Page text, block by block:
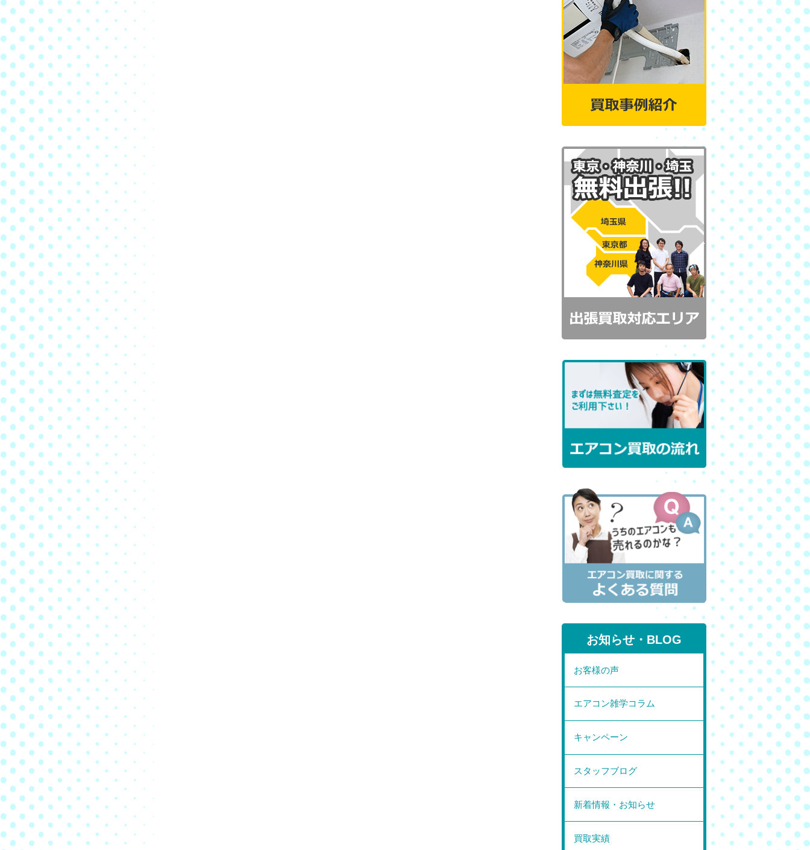
お知らせ・BLOG
お客様の声
エアコン雑学コラム
キャンペーン
スタッフブログ
新着情報・お知らせ
買取実績